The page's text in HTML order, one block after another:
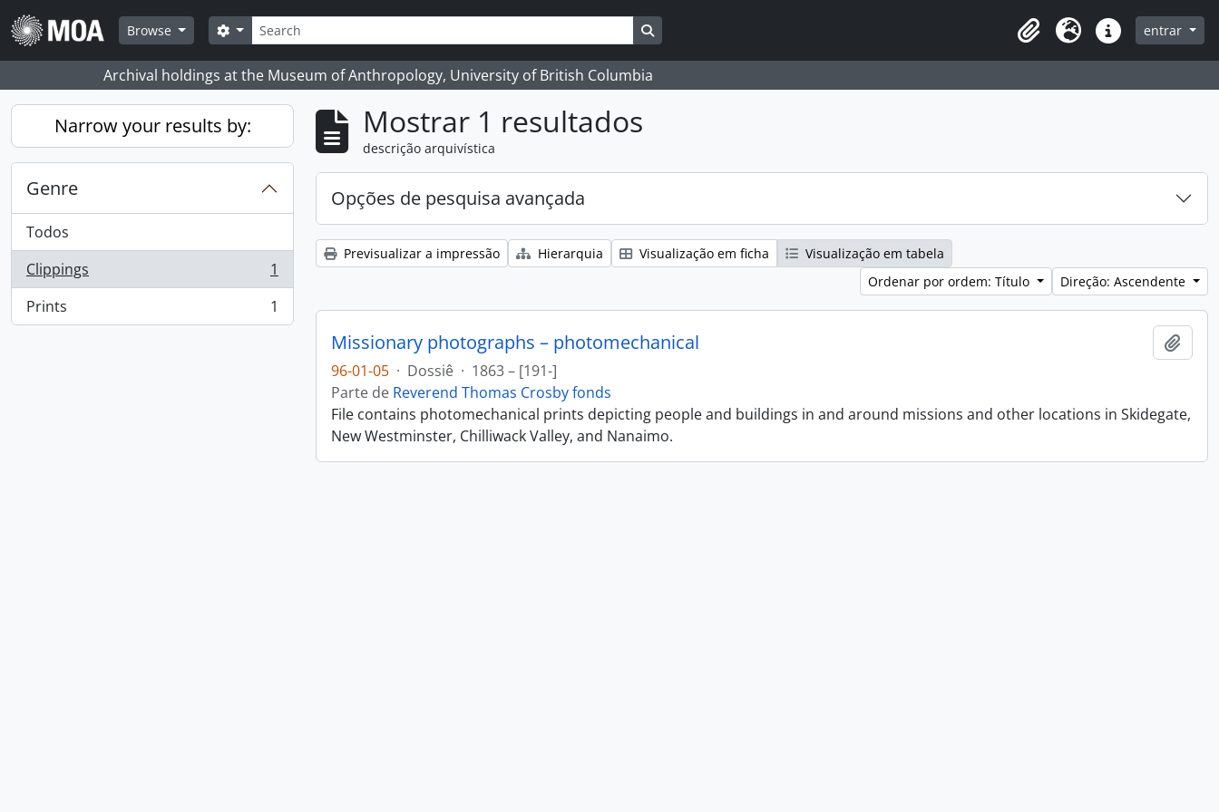
Skip to main content
Browse
Pesquisar
Search options Search in browse page
Clipboard
Idioma Ligações rápidas
entrar
Archival holdings at the Museum of Anthropology, University of British Columbia
Narrow your results by:
Genre
Todos
Clippings
, 1 resultados
1
Prints
, 1 resultados 1
Mostrar 1 resultados
descrição arquivística
Opções de pesquisa avançada
Previsualizar a impressão Hierarquia Visualização em ficha
Visualização em tabela
Ordenar por ordem: Título
Direção: Ascendente
Missionary photographs – photomechanical
96-01-05 · Dossiê · 1863 – [191-]
Parte de Reverend Thomas Crosby fonds
File contains photomechanical prints depicting people and buildings in and around missions and other locations in Skidegate,
New Westminster, Chilliwack Valley, and Nanaimo.